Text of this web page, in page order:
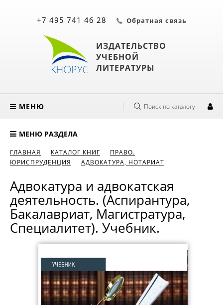
ИЗДАТЕЛЬСТВО
УЧЕБНОЙ
ЛИТЕРАТУРЫ
+7 495 741 46 28 Обратная связь
МЕНЮ Поиск по каталогу
МЕНЮ РАЗДЕЛА
ГЛАВНАЯ КАТАЛОГ КНИГ
ПРАВО.
ЮРИСПРУДЕНЦИЯ
АДВОКАТУРА, НОТАРИАТ
Адвокатура и адвокатская
деятельность. (Аспирантура,
Бакалавриат, Магистратура,
Специалитет). Учебник.